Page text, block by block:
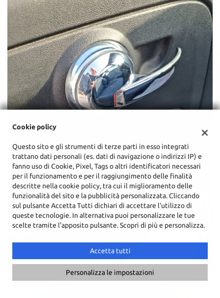
Cookie policy
Questo sito e gli strumenti di terze parti in esso integrati
trattano dati personali (es. dati di navigazione o indirizzi IP) e
fanno uso di Cookie, Pixel, Tags o altri identificatori necessari
per il funzionamento e per il raggiungimento delle finalità
descritte nella cookie policy, tra cui il miglioramento delle
funzionalità del sito e la pubblicità personalizzata. Cliccando
sul pulsante Accetta Tutti dichiari di accettare l'utilizzo di
queste tecnologie. In alternativa puoi personalizzare le tue
scelte tramite l'apposito pulsante. Scopri di più e personalizza.
Accetta tutti
Personalizza le impostazioni